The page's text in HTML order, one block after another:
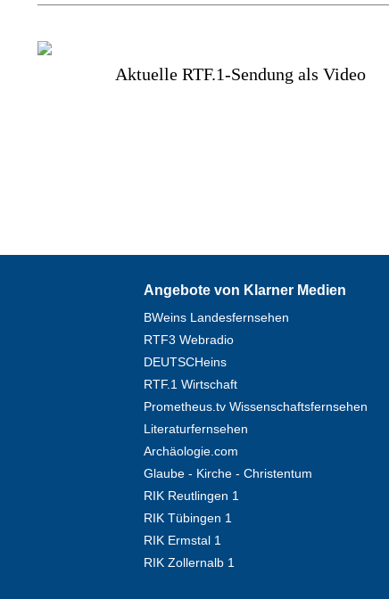
Aktuelle RTF.1-Sendung als Video
Angebote von Klarner Medien
BWeins Landesfernsehen
RTF3 Webradio
DEUTSCHeins
RTF.1 Wirtschaft
Prometheus.tv Wissenschaftsfernsehen
Literaturfernsehen
Archäologie.com
Glaube - Kirche - Christentum
RIK Reutlingen 1
RIK Tübingen 1
RIK Ermstal 1
RIK Zollernalb 1